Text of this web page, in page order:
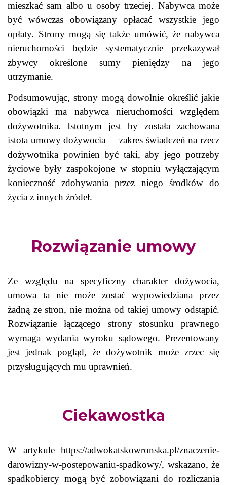
mieszkać sam albo u osoby trzeciej. Nabywca może
być wówczas obowiązany opłacać wszystkie jego
opłaty. Strony mogą się także umówić, że nabywca
nieruchomości będzie systematycznie przekazywał
zbywcy określone sumy pieniędzy na jego
utrzymanie.
Podsumowując, strony mogą dowolnie określić jakie
obowiązki ma nabywca nieruchomości względem
dożywotnika. Istotnym jest by została zachowana
istota umowy dożywocia – zakres świadczeń na rzecz
dożywotnika powinien być taki, aby jego potrzeby
życiowe były zaspokojone w stopniu wyłączającym
konieczność zdobywania przez niego środków do
życia z innych źródeł.
Rozwiązanie umowy
Ze względu na specyficzny charakter dożywocia,
umowa ta nie może zostać wypowiedziana przez
żadną ze stron, nie można od takiej umowy odstąpić.
Rozwiązanie łączącego strony stosunku prawnego
wymaga wydania wyroku sądowego. Prezentowany
jest jednak pogląd, że dożywotnik może zrzec się
przysługujących mu uprawnień.
Ciekawostka
W artykule https://adwokatskowronska.pl/znaczenie-
darowizny-w-postepowaniu-spadkowy/, wskazano, że
spadkobiercy mogą być zobowiązani do rozliczania